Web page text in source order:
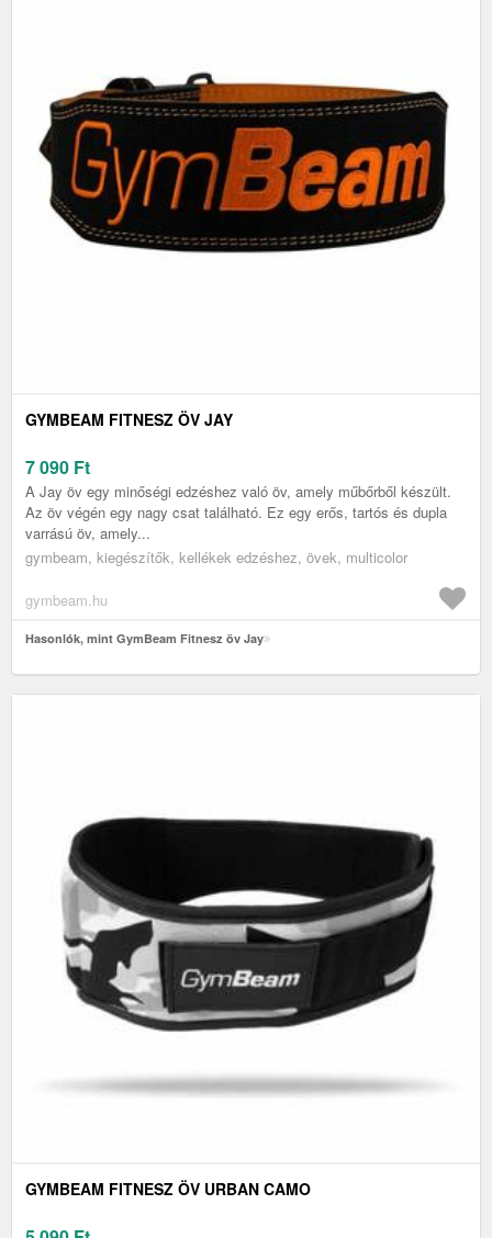
GYMBEAM FITNESZ ÖV JAY
7 090 Ft
A Jay öv egy minőségi edzéshez való öv, amely műbőrből készült.
Az öv végén egy nagy csat található. Ez egy erős, tartós és dupla
varrású öv, amely...
gymbeam, kiegészítők, kellékek edzéshez, övek, multicolor
gymbeam.hu
Hasonlók, mint GymBeam Fitnesz öv Jay
GYMBEAM FITNESZ ÖV URBAN CAMO